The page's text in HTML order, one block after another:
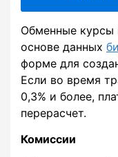
Обменные курсы
основе данных
форме для
Если во время
0,3% и более,
перерасчет.
Комиссии